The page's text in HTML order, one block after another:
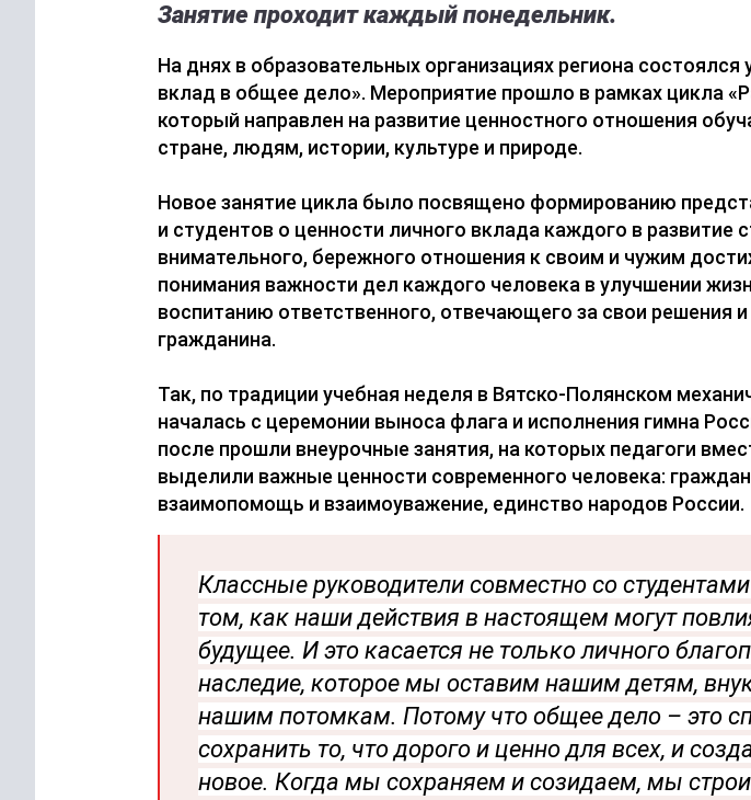
Занятие проходит каждый понедельник.
На днях в образовательных организациях региона состоялся
вклад в общее дело». Мероприятие прошло в рамках цикла
который направлен на развитие ценностного отношения
стране, людям, истории, культуре и природе.
Новое занятие цикла было посвящено формированию
и студентов о ценности личного вклада каждого в развитие
внимательного, бережного отношения к своим и чужим
понимания важности дел каждого человека в улучшении
воспитанию ответственного, отвечающего за свои решения и
гражданина.
Так, по традиции учебная неделя в Вятско-Полянском
началась с церемонии выноса флага и исполнения гимна
после прошли внеурочные занятия, на которых педагоги
выделили важные ценности современного человека:
взаимопомощь и взаимоуважение, единство народов России.
Классные руководители совместно со
том, как наши действия в настоящем могут
будущее. И это касается не только личного
наследие, которое мы оставим нашим детям,
нашим потомкам. Потому что общее дело – это
сохранить то, что дорого и ценно для всех, и
новое. Когда мы сохраняем и созидаем, мы